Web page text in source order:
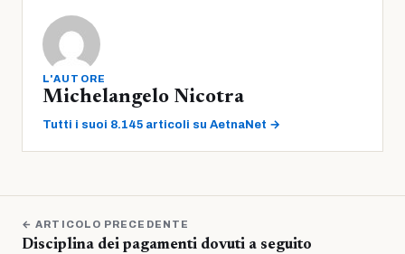
L'AUTORE
Michelangelo Nicotra
Tutti i suoi 8.145 articoli su AetnaNet →
← ARTICOLO PRECEDENTE
Disciplina dei pagamenti dovuti a seguito